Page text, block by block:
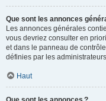
Que sont les annonces
Les annonces générales
vous devriez consulter en
et dans le panneau de
définies par les
Haut